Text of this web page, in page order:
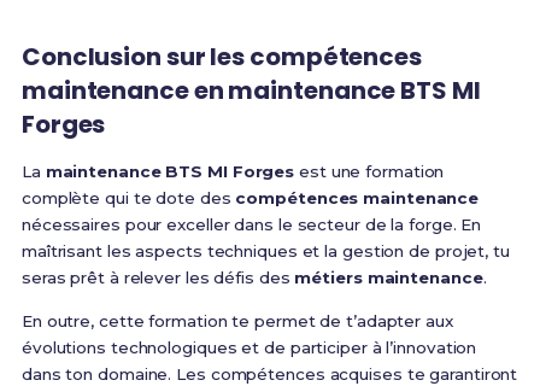
Conclusion sur lescompétences
maintenanceenmaintenance BTS MI
Forges
La maintenance BTS MI Forges est une formation
complète qui te dote des compétences maintenance
nécessaires pour exceller dans le secteur de la forge. En
maîtrisant les aspects techniques et la gestion de projet, tu
seras prêt à relever les défis des métiers maintenance.
En outre, cette formation te permet de t’adapter aux
évolutions technologiques et de participer à l’innovation
dans ton domaine. Les compétences acquises te garantiront